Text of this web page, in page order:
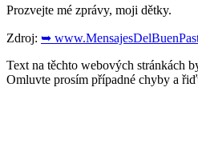
Prozvejte mé zprávy, moji dětky.
Zdroj: ➥
Text na těchto webových stránkách
Omluvte prosím případné chyby a